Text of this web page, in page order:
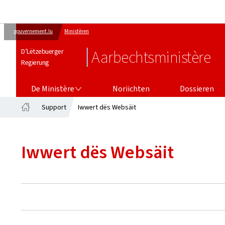
gouvernement.lu Ministèren
D’Lëtzebuerger
Regierung
Aarbechtsministère
De Ministère Noriichten
Dossieren
Support Iwwert dës Websäit
Iwwert dës Websäit